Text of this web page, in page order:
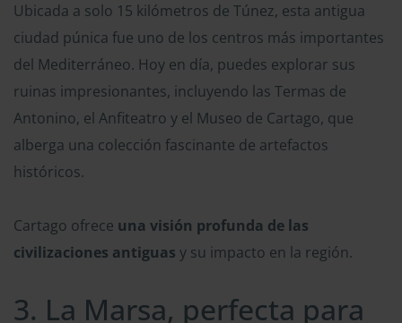
Ubicada a solo 15 kilómetros de Túnez, esta antigua
ciudad púnica fue uno de los centros más importantes
del Mediterráneo. Hoy en día, puedes explorar sus
ruinas impresionantes, incluyendo las Termas de
Antonino, el Anfiteatro y el Museo de Cartago, que
alberga una colección fascinante de artefactos
históricos.
Cartago ofrece una visión profunda de las
civilizaciones antiguas y su impacto en la región.
3. La Marsa, perfecta para